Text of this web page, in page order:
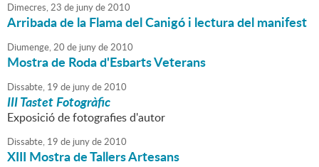
Dimecres,23 de junyde2010
Arribada de la Flama del Canigó i lectura del manifest
Diumenge,20 de junyde2010
Mostra de Roda d'Esbarts Veterans
Dissabte, 19 de junyde2010
III Tastet Fotogràfic
Exposició de fotografies d'autor
Dissabte, 19 de junyde2010
XIII Mostra de Tallers Artesans